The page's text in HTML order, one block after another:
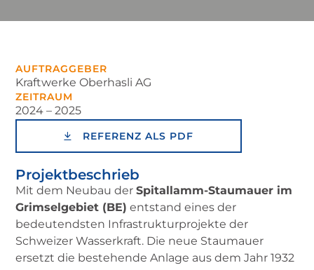
AUFTRAGGEBER
Kraftwerke Oberhasli AG
ZEITRAUM
2024 – 2025
REFERENZ ALS PDF
Projekt­beschrieb
Mit dem Neubau derSpitallamm-Staumauer im
Grimselgebiet (BE) entstand eines der
bedeutendsten Infrastrukturprojekte der
Schweizer Wasserkraft. Die neue Staumauer
ersetzt die bestehende Anlage aus dem Jahr 1932